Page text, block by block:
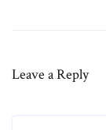
Leave a Reply